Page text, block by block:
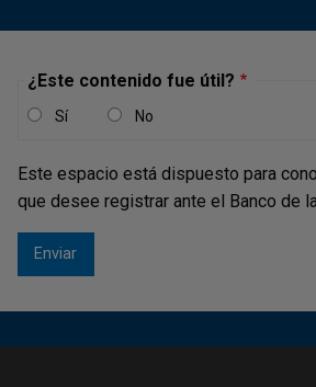
¿Este contenido fue útil?
Sí No
Este espacio está dispuesto para
que desee registrar ante el Banco de